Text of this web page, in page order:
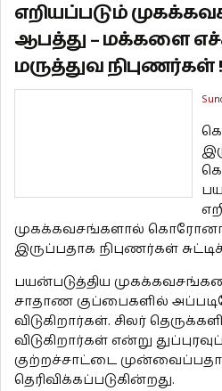
எறியப்படும்
ஆபத்து – மக்களை
மருத்துவ நிபுணர்கள் !
முகக்கவசங்களால் கொரோனா
இருப்பதாக நிபுணர்கள்
பயன்படுத்திய
சாதாண குப்பைகளில்
விடுகிறார்கள். சிலர்
விடுகிறார்கள் என்று
குற்றச்சாட்டை
தெரிவிக்கப்படுகின்றது.